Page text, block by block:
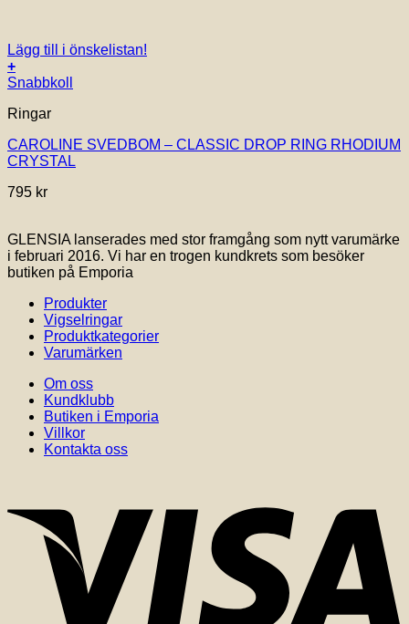
Lägg till i önskelistan!
+
Snabbkoll
Ringar
CAROLINE SVEDBOM – CLASSIC DROP RING RHODIUM
CRYSTAL
795 kr
GLENSIA lanserades med stor framgång som nytt varumärke
i februari 2016. Vi har en trogen kundkrets som besöker
butiken på Emporia
Produkter
Vigselringar
Produktkategorier
Varumärken
Om oss
Kundklubb
Butiken i Emporia
Villkor
Kontakta oss